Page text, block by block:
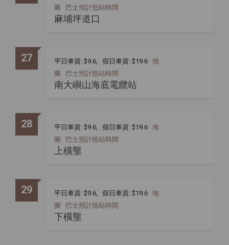
圖
巴士預計抵站時間
麻埔坪道口
27 平日車資: $9.6, 假日車資: $19.6 地
圖
巴士預計抵站時間
南大嶼山海底電纜站
28 平日車資: $9.6, 假日車資: $19.6 地
圖
巴士預計抵站時間
上橫壟
29 平日車資: $9.6, 假日車資: $19.6 地
圖
巴士預計抵站時間
下橫壟